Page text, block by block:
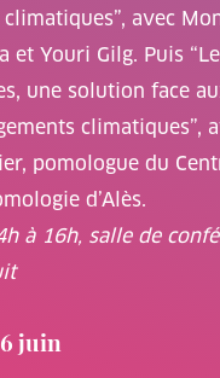
climatiques”, avec
et Youri Gilg. Puis
une solution face
climatiques”,
pomologue du
d’Alès.
à 16h, salle de
juin